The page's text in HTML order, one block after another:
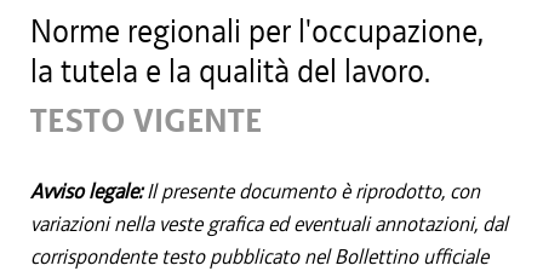
Norme regionali per l'occupazione,
la tutela e la qualità del lavoro.
TESTO VIGENTE
Avviso legale:Il presente documento è riprodotto, con
variazioni nella veste grafica ed eventuali annotazioni, dal
corrispondente testo pubblicato nel Bollettino ufficiale